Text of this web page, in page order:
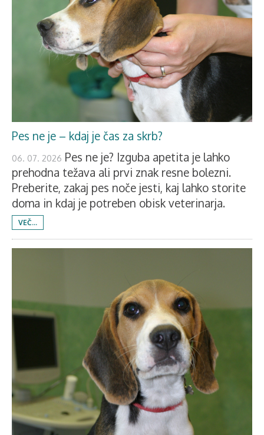
Pes ne je – kdaj je čas za skrb?
06. 07. 2026 Pes ne je? Izguba apetita je lahko
prehodna težava ali prvi znak resne bolezni.
Preberite, zakaj pes noče jesti, kaj lahko storite
doma in kdaj je potreben obisk veterinarja.
VEČ...